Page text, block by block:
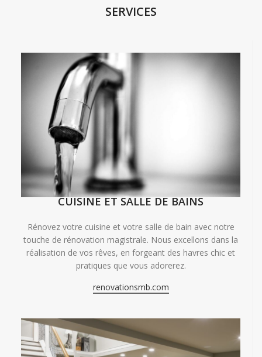
SERVICES
CUISINE ET SALLE DE BAINS
Rénovez votre cuisine et votre salle de bain avec notre
touche de rénovation magistrale. Nous excellons dans la
réalisation de vos rêves, en forgeant des havres chic et
pratiques que vous adorerez.
renovationsmb.com